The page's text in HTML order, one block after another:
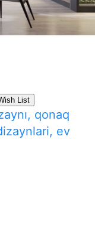
List
qonaq
ev